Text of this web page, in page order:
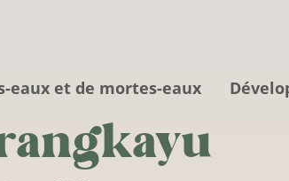
eaux et de mortes-eaux